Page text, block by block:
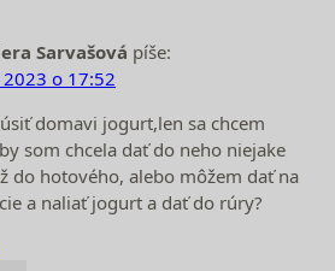
Sarvašová píše:
o 17:52
domavi jogurt,len sa chcem
som chcela dať do neho niejake
do hotového, alebo môžem dať na
a naliať jogurt a dať do rúry?